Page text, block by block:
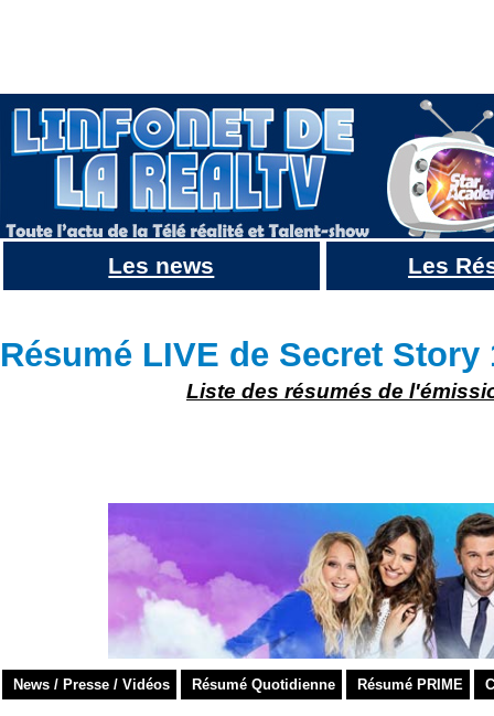
Les news Les
Résumé LIVE de Secret Story
Liste des résumés de
News / Presse / Vidéos Résumé Quotidienne Résumé PRIME